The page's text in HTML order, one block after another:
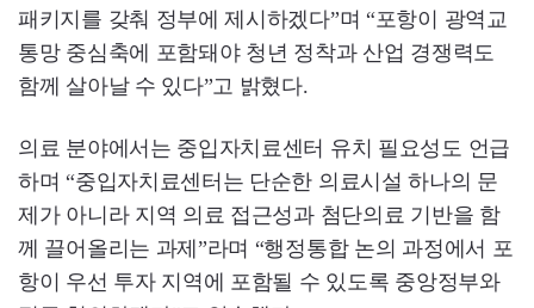
패키지를 갖춰 정부에 제시하겠다”며 “포항이 광역교
통망 중심축에 포함돼야 청년 정착과 산업 경쟁력도
함께 살아날 수 있다”고 밝혔다.
의료 분야에서는 중입자치료센터 유치 필요성도 언급
하며 “중입자치료센터는 단순한 의료시설 하나의 문
제가 아니라 지역 의료 접근성과 첨단의료 기반을 함
께 끌어올리는 과제”라며 “행정통합 논의 과정에서 포
항이 우선 투자 지역에 포함될 수 있도록 중앙정부와